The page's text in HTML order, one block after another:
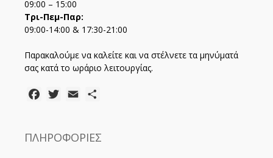
09:00 – 15:00
Τρι-Πεμ-Παρ:
09:00-14:00 & 17:30-21:00
Παρακαλούμε να καλείτε και να στέλνετε τα μηνύματά
σας κατά το ωράριο λειτουργίας.
FacebookTwitter
Email
ΠΛΗΡΟΦΟΡΙΕΣ